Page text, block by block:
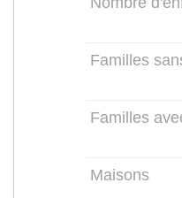
Familles
Familles
Maisons